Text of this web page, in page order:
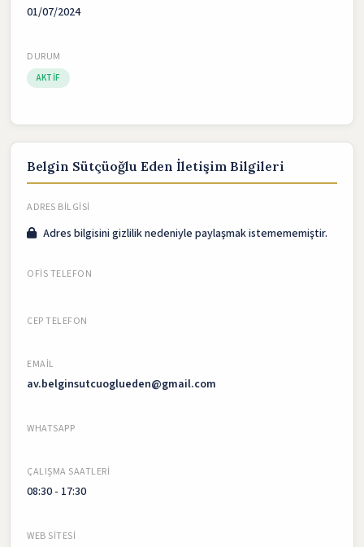
01/07/2024
DURUM
AKTIF
Belgin Sütçüoğlu Eden İletişim Bilgileri
ADRES BILGISI
Adres bilgisini gizlilik nedeniyle paylaşmak istemememiştir.
OFIS TELEFON
CEP TELEFON
EMAIL
av.belginsutcuoglueden@gmail.com
WHATSAPP
ÇALIŞMA SAATLERI
08:30 - 17:30
WEB SITESI